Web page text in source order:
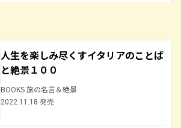
人生を楽しみ尽くすイタリアのことば
と絶景１００
BOOKS 旅の名言＆絶景
2022.11.18 発売